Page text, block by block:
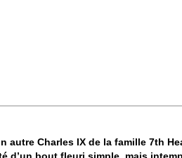
Charles IX de la famille 7th